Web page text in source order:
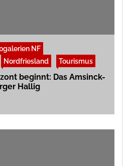
NF
Nordfriesland Tourismus
beginnt: Das Amsinck-
Hallig